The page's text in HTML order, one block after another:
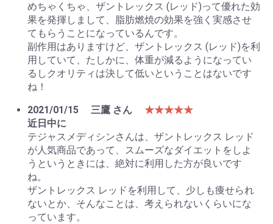
めちゃくちゃ、ザントレックス (レッド)って優れた効
果を発揮しまして、脂肪燃焼の効果を強く実感させ
てもらうことになっているんです。
副作用はありますけど、ザントレックス (レッド)を利
用していて、たしかに、体重が減るようになってい
るしクオリティは決して低いということはないです
ね！
2021/01/15
三鷹 さん
★★★★★
近日中に
テジャスメディシンさんは、ザントレックス レッド
が人気商品であって、スムーズなダイエットをしよ
うというときには、絶対に利用した方が良いです
ね。
ザントレックス レッドを利用して、少しも痩せられ
ないとか、そんなことは、考えられないくらいにな
っています。